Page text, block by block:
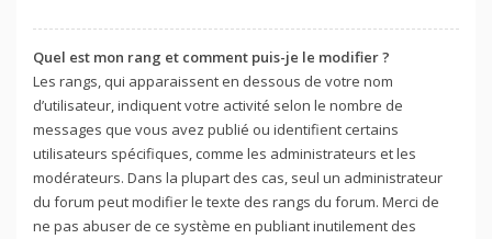
Quel est mon rang et comment puis-je le modifier ?
Les rangs, qui apparaissent en dessous de votre nom
d’utilisateur, indiquent votre activité selon le nombre de
messages que vous avez publié ou identifient certains
utilisateurs spécifiques, comme les administrateurs et les
modérateurs. Dans la plupart des cas, seul un administrateur
du forum peut modifier le texte des rangs du forum. Merci de
ne pas abuser de ce système en publiant inutilement des